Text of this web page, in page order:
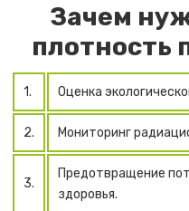
Зачем
плотность
1. Оценка
2. Мониторинг
3.
Предотвращение
здоровья.